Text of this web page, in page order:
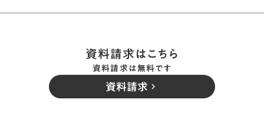
資料請求はこちら
資料請求は無料です
資料請求 keyboard_arrow_right